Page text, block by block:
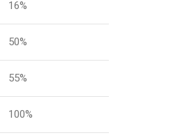
16%
50%
55%
100%